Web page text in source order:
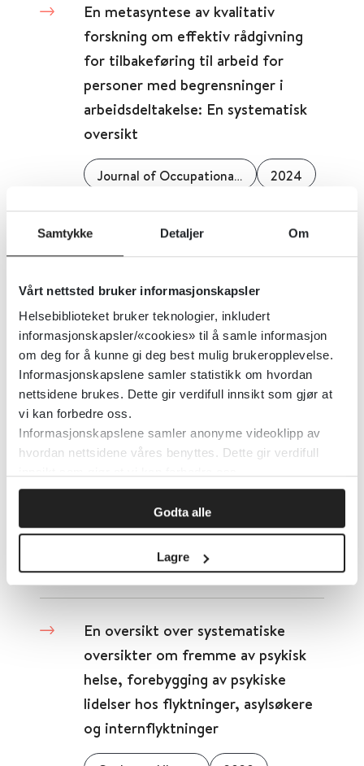
Samtykke Detaljer Om
Vårt nettsted bruker informasjonskapsler
Helsebiblioteket bruker teknologier, inkludert
informasjonskapsler/«cookies» til å samle informasjon
om deg for å kunne gi deg best mulig brukeropplevelse.
Informasjonskapslene samler statistikk om hvordan
nettsidene brukes. Dette gir verdifull innsikt som gjør at
vi kan forbedre oss.
Informasjonskapslene samler anonyme videoklipp av
hvordan nettsidene våres benyttes. Dette gir verdifull
Godta alle
Lagre
En metasyntese av kvalitativ
forskning om effektiv rådgivning
for tilbakeføring til arbeid for
personer med begrensninger i
arbeidsdeltakelse: En systematisk
oversikt
Journal of Occupational Rehabilitation 2024
videomodellering for å forbedre
jobbferdigheter hos ungdommer
og voksne med autisme
Autism in Adulthood 2021
Detaljer
omsorgstjenesten
En oversikt over systematiske
oversikter om fremme av psykisk
helse, forebygging av psykiske
lidelser hos flyktninger, asylsøkere
og internflyktninger